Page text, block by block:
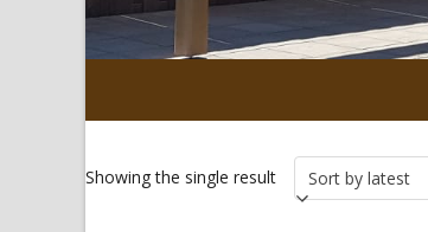
Showing the single result